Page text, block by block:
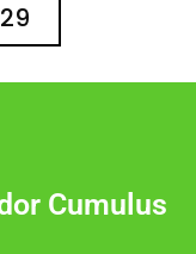
Cumulus